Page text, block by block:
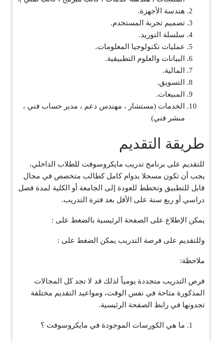
هندسة الأجهزة.
تصميم تجربة المستخدم.
سلسلة التوريد.
عمليات تكنولوجيا المعلومات.
البيانات والعلوم التطبيقية.
المالية.
التسويق.
المبيعات.
الخدمات (مستشار ، مهندس دعم ، مدير حساب فني ،
مبشر فني)
طريقة التقديم
للتقديم على برنامج تدريب مايكروسوفت للطلاب الداخلي،
يجب أن تكون مسجلا بدوام كامل كطالب متخصص في مجال
قابل للتطبيق وتخطط للعودة إلى الجامعة أو الكلية لمدة فصل
دراسي أو ربع سنة على الأقل بعد فترة التدريب.
يمكن الإطلاع على الصفحة الرئيسية بالضغط على :
وللتقديم على فرصة التدريب يمكن الضغط على :
ملاحظة:
فرص التدريب متجددة يومياً لذلك قد لا تجد كل المجالات
المذكورة متاحة في نفس الوقت، ومواعيد التقديم مختلفة
تجدونها في رابط الصفحة الرئيسية.
ما هي الكورسات الموجودة في مايكروسوفت ؟